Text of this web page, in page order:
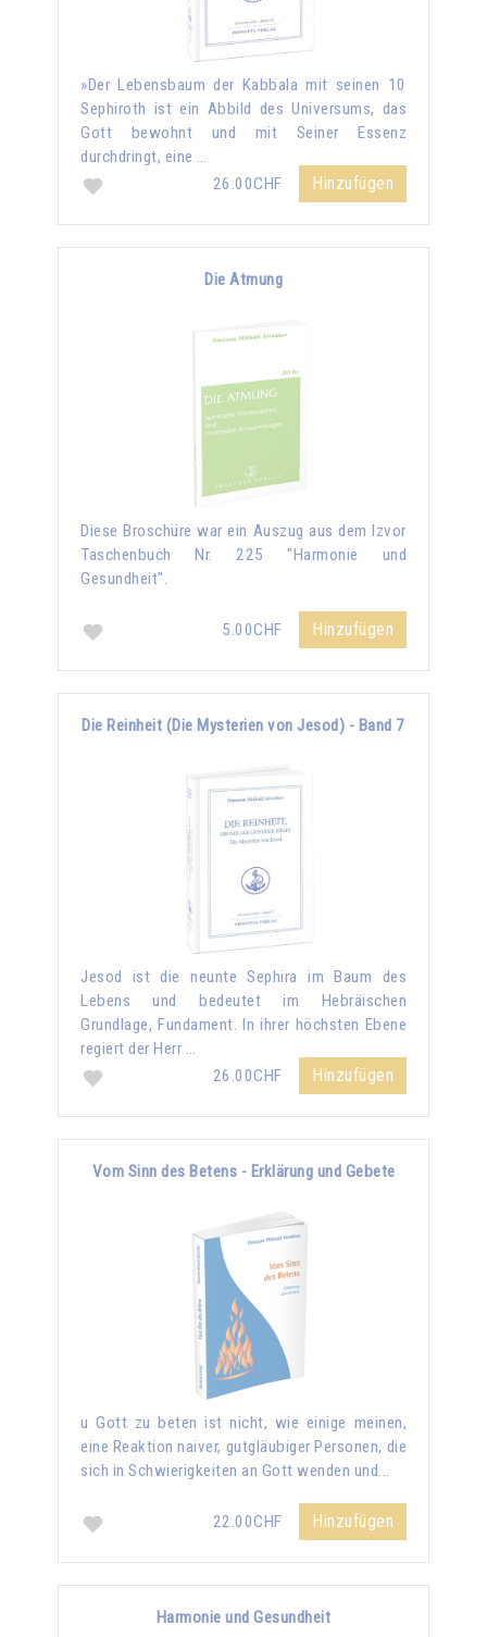
»Der Lebensbaum der Kabbala mit seinen 10
Sephiroth ist ein Abbild des Universums, das
Gott bewohnt und mit Seiner Essenz
durchdringt, eine …
26.00CHF
Hinzufügen
Die Atmung
Diese Broschüre war ein Auszug aus dem Izvor
Taschenbuch Nr. 225 "Harmonie und
Gesundheit".
5.00CHF Hinzufügen
Die Reinheit (Die Mysterien von Jesod) - Band 7
Jesod ist die neunte Sephira im Baum des
Lebens und bedeutet im Hebräischen
Grundlage, Fundament. In ihrer höchsten Ebene
regiert der Herr …
26.00CHF
Hinzufügen
Vom Sinn des Betens - Erklärung und Gebete
u Gott zu beten ist nicht, wie einige meinen,
eine Reaktion naiver, gutgläubiger Personen, die
sich in Schwierigkeiten an Gott wenden und...
22.00CHF Hinzufügen
Harmonie und Gesundheit